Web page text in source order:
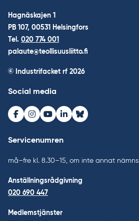
Hagnäskajen 1
PB 107, 00531 Helsingfors
Tel. 020 774 001
palaute@teollisuusliitto.fi
© Industrifacket rf 2026
Social media
Facebook
Instagram
Youtube
LinkedInBluesky
Servicenumren
må–fre kl. 8.30–15, om inte annat nämns
Anställningsrådgivning
020 690 447
Medlemstjänster